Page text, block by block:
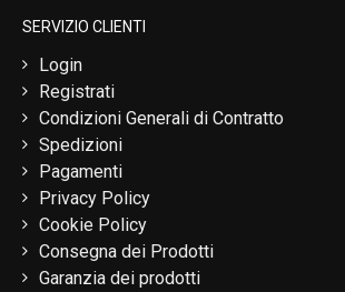
SERVIZIO CLIENTI
Login
Registrati
Condizioni Generali di Contratto
Spedizioni
Pagamenti
Privacy Policy
Cookie Policy
Consegna dei Prodotti
Garanzia dei prodotti